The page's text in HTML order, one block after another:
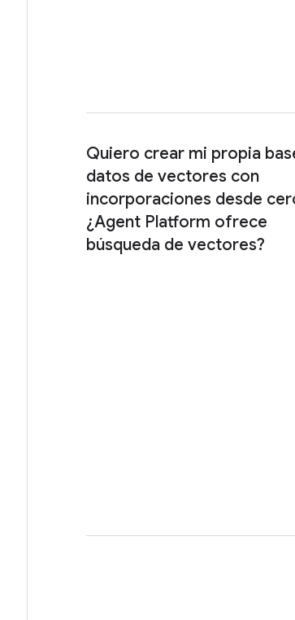
Quiero crear mi propia
datos de vectores con
incorporaciones desde
¿Agent Platform ofrece
búsqueda de vectores?